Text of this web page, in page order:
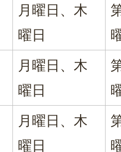
月曜日、木
曜日
月曜日、木
曜日
月曜日、木
曜日